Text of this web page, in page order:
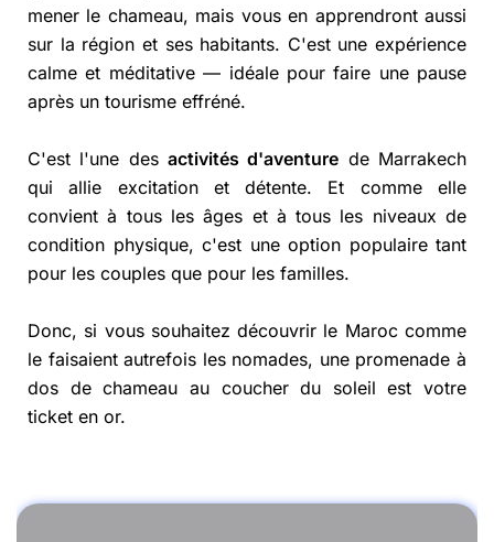
mener le chameau, mais vous en apprendront aussi
sur la région et ses habitants. C'est une expérience
calme et méditative — idéale pour faire une pause
après un tourisme effréné.
C'est l'une des activités d'aventure de Marrakech
qui allie excitation et détente. Et comme elle
convient à tous les âges et à tous les niveaux de
condition physique, c'est une option populaire tant
pour les couples que pour les familles.
Donc, si vous souhaitez découvrir le Maroc comme
le faisaient autrefois les nomades, une promenade à
dos de chameau au coucher du soleil est votre
ticket en or.